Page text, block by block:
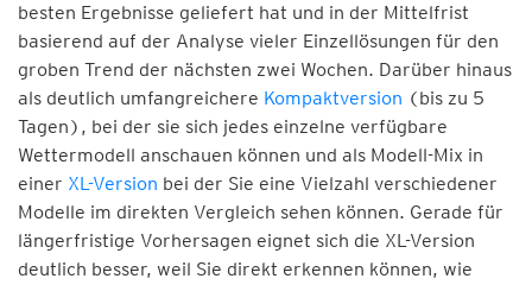
besten Ergebnisse geliefert hat und in der Mittelfrist
basierend auf der Analyse vieler Einzellösungen für den
groben Trend der nächsten zwei Wochen. Darüber hinaus
als deutlich umfangreichere Kompaktversion (bis zu 5
Tagen), bei der sie sich jedes einzelne verfügbare
Wettermodell anschauen können und als Modell-Mix in
einer XL-Version bei der Sie eine Vielzahl verschiedener
Modelle im direkten Vergleich sehen können. Gerade für
längerfristige Vorhersagen eignet sich die XL-Version
deutlich besser, weil Sie direkt erkennen können, wie